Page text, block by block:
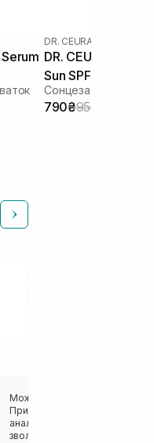
DR. CEURACLE
DR. CEURACLE
Sun SPF 50+
шкіри 50 мл
Сонцезахисний
790₴950₴
Можу співати оди кохання
Приємна молочкова текстура
аналогом Needly), надає шкірі
зволоження,потім макіяж